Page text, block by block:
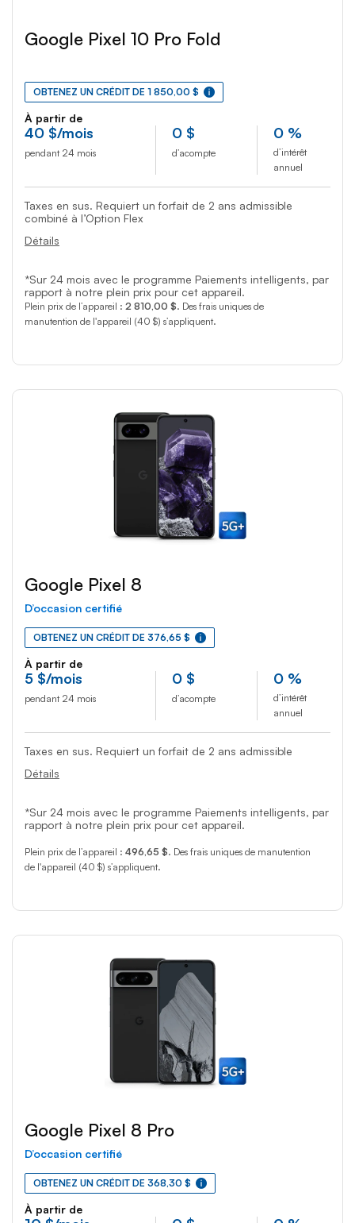
Google Pixel 10 Pro Fold
OBTENEZ UN CRÉDIT DE 1 850,00 $
À partir de
40 $/mois
pendant 24 mois
0 $
d’acompte
0 %
d’intérêt
annuel
Taxes en sus. Requiert un forfait de 2 ans admissible
combiné à l’Option Flex
Détails
*Sur 24 mois avec le programme Paiements intelligents, par
rapport à notre plein prix pour cet appareil.
Plein prix de l’appareil : 2 810,00 $. Des frais uniques de
manutention de l'appareil (40 $) s’appliquent.
Google Pixel 8
D’occasion certifié
OBTENEZ UN CRÉDIT DE 376,65 $
À partir de
5 $/mois
pendant 24 mois
0 $
d’acompte
0 %
d’intérêt
annuel
Taxes en sus. Requiert un forfait de 2 ans admissible
Détails
*Sur 24 mois avec le programme Paiements intelligents, par
rapport à notre plein prix pour cet appareil.
Plein prix de l’appareil : 496,65 $. Des frais uniques de manutention
de l'appareil (40 $) s’appliquent.
Google Pixel 8 Pro
D’occasion certifié
OBTENEZ UN CRÉDIT DE 368,30 $
À partir de